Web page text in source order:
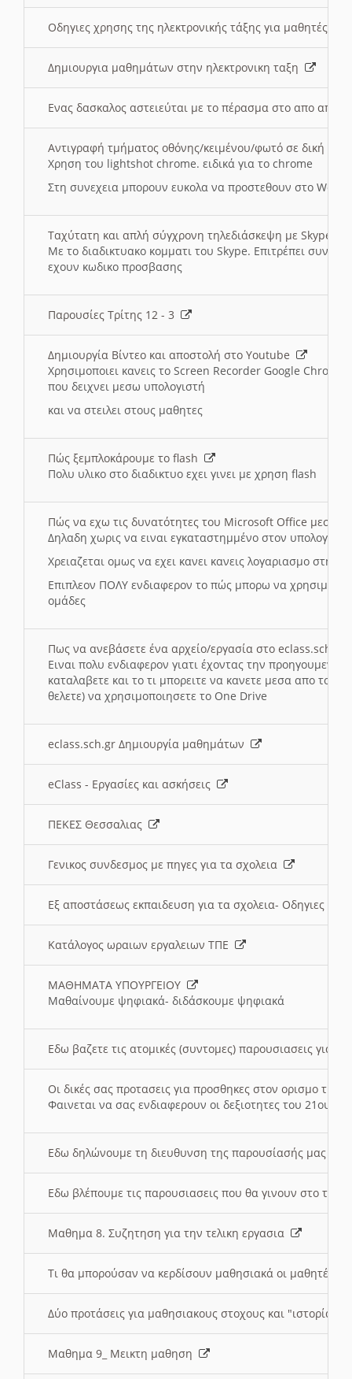
Οδηγιες χρησης της ηλεκτρονικής τάξης για μαθητές
Δημιουργια μαθημάτων στην ηλεκτρονικη ταξη
Ενας δασκαλος αστειεύται με το πέρασμα στο απο
Αντιγραφή τμήματος οθόνης/κειμένου/φωτό σε δική
Χρηση του lightshot chrome. ειδικά για το chrome
Στη συνεχεια μπορουν ευκολα να προστεθουν στο Word
Ταχύτατη και απλή σύγχρονη τηλεδιάσκεψη με Skype
Με το διαδικτυακο κομματι του Skype. Επιτρέπει
εχουν κωδικο προσβασης
Παρουσίες Τρίτης 12 - 3
Δημιουργία Βίντεο και αποστολή στο Youtube
Χρησιμοποιει κανεις το Screen Recorder Google Chrome
που δειχνει μεσω υπολογιστή
και να στειλει στους μαθητες
Πώς ξεμπλοκάρουμε το flash
Πολυ υλικο στο διαδικτυο εχει γινει με χρηση flash
Πώς να εχω τις δυνατότητες του Microsoft Office μεσω
Δηλαδη χωρις να ειναι εγκαταστημμένο στον
Χρειαζεται ομως να εχει κανει κανεις λογαριασμο στη
Επιπλεον ΠΟΛΥ ενδιαφερον το πώς μπορω να
ομάδες
Πως να ανεβάσετε ένα αρχείο/εργασία στο eclass.sch.gr
Ειναι πολυ ενδιαφερον γιατι έχοντας την
καταλαβετε και το τι μπορειτε να κανετε μεσα απο το
θελετε) να χρησιμοποιησετε το One Drive
eclass.sch.gr Δημιουργία μαθημάτων
eClass - Εργασίες και ασκήσεις
ΠΕΚΕΣ Θεσσαλιας
Γενικος συνδεσμος με πηγες για τα σχολεια
Εξ αποστάσεως εκπαιδευση για τα σχολεια- Οδηγιες
Κατάλογος ωραιων εργαλειων ΤΠΕ
ΜΑΘΗΜΑΤΑ ΥΠΟΥΡΓΕΙΟΥ
Μαθαίνουμε ψηφιακά- διδάσκουμε ψηφιακά
Εδω βαζετε τις ατομικές (συντομες) παρουσιασεις για
Οι δικές σας προτασεις για προσθηκες στον ορισμο
Φαινεται να σας ενδιαφερουν οι δεξιοτητες του 21ου
Εδω δηλώνουμε τη διευθυνση της παρουσίασής μας
Εδω βλέπουμε τις παρουσιασεις που θα γινουν στο
Μαθημα 8. Συζητηση για την τελικη εργασια
Τι θα μπορούσαν να κερδίσουν μαθησιακά οι μαθητές/
Δύο προτάσεις για μαθησιακους στοχους και "ιστορία"
Μαθημα 9_ Μεικτη μαθηση